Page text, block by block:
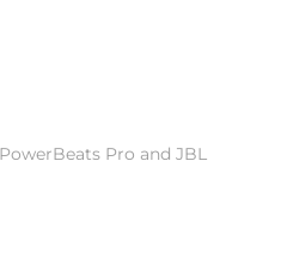
Pro and JBL